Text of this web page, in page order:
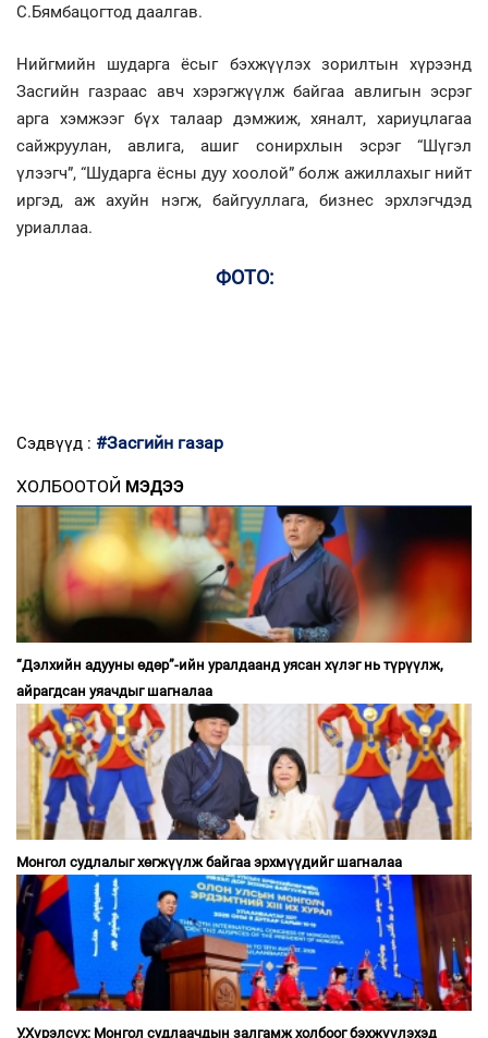
С.Бямбацогтод даалгав.
Нийгмийн шударга ёсыг бэхжүүлэх зорилтын хүрээнд
Засгийн газраас авч хэрэгжүүлж байгаа авлигын эсрэг
арга хэмжээг бүх талаар дэмжиж, хяналт, хариуцлагаа
сайжруулан, авлига, ашиг сонирхлын эсрэг “Шүгэл
үлээгч”, “Шударга ёсны дуу хоолой” болж ажиллахыг нийт
иргэд, аж ахуйн нэгж, байгууллага, бизнес эрхлэгчдэд
уриаллаа.
ФОТО:
Сэдвүүд : #Засгийн газар
ХОЛБООТОЙ МЭДЭЭ
“Дэлхийн адууны өдөр”-ийн уралдаанд уясан хүлэг нь түрүүлж,
айрагдсан уяачдыг шагналаа
Монгол судлалыг хөгжүүлж байгаа эрхмүүдийг шагналаа
У.Хүрэлсүх: Монгол судлаачдын залгамж холбоог бэхжүүлэхэд